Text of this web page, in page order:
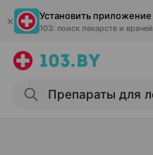
Установить приложение
103: поиск лекарств и врачей